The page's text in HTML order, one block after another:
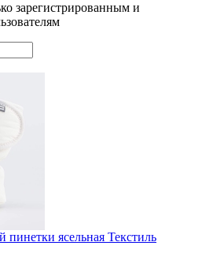
зарегистрированным и
пинетки ясельная Текстиль